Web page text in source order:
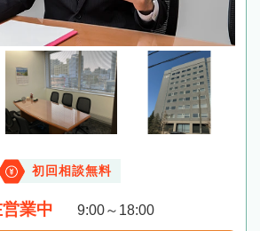
初回相談無料
業中 9:00～18:00